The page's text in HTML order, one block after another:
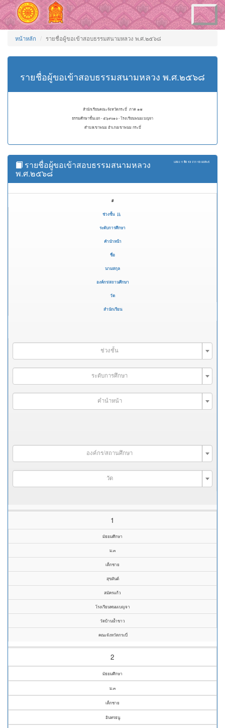
Toggle
navigation
หน้าหลัก รายชื่อผู้ขอเข้าสอบธรรมสนามหลวง พ.ศ.๒๕๖๘
รายชื่อผู้ขอเข้าสอบธรรมสนามหลวง พ.ศ.๒๕๖๘
สำนักเรียนคณะจังหวัดกระบี่ ภาค ๑๗
ธรรมศึกษาชั้นเอก - ๕๖๙๐๑๐ - โรงเรียนพนมเบญจา
ตำบลเขาพนม อำเภอเขาพนม กระบี่
แสดง 1 ถึง 13 จาก 13 ผลลัพธ์
รายชื่อผู้ขอเข้าสอบธรรมสนามหลวง
พ.ศ.๒๕๖๘
#
ช่วงชั้น
ระดับการศึกษา
คำนำหน้า
ชื่อ
นามสกุล
องค์กร/สถานศึกษา
วัด
สำนักเรียน
ช่วงชั้น
ระดับการศึกษา
คำนำหน้า
องค์กร/สถานศึกษา
วัด
1
มัธยมศึกษา
ม.๓
เด็กชาย
สุขสันต์
สมัครแก้ว
โรงเรียนพนมเบญจา
วัดบ้านน้ำขาว
คณะจังหวัดกระบี่
2
มัธยมศึกษา
ม.๓
เด็กชาย
อินทรธนู